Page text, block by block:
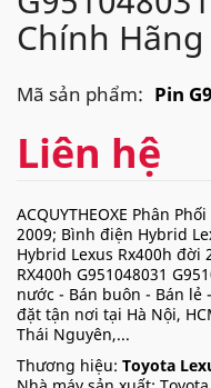
Chính Hãng
Mã sản phẩm: Pin
Liên hệ
ACQUYTHEOXE Phân
2009; Bình điện Hybrid
Hybrid Lexus Rx400h đời
RX400h G951048031
nước - Bán buôn - Bán lẻ
đặt tận nơi tại Hà Nội,
Thái Nguyên,...
Thương hiệu: Toyota